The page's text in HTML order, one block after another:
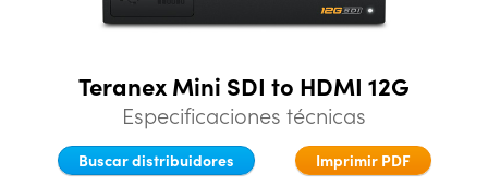
Denmark
Finland
France
Teranex Mini SDI to HDMI 12G
Especificaciones técnicas
Buscar distribuidores Imprimir PDF